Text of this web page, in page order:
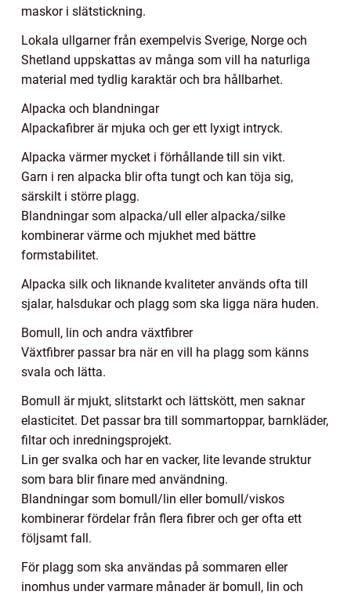
maskor i slätstickning.
Lokala ullgarner från exempelvis Sverige, Norge och
Shetland uppskattas av många som vill ha naturliga
material med tydlig karaktär och bra hållbarhet.
Alpacka och blandningar
Alpackafibrer är mjuka och ger ett lyxigt intryck.
Alpacka värmer mycket i förhållande till sin vikt.
Garn i ren alpacka blir ofta tungt och kan töja sig,
särskilt i större plagg.
Blandningar som alpacka/ull eller alpacka/silke
kombinerar värme och mjukhet med bättre
formstabilitet.
Alpacka silk och liknande kvaliteter används ofta till
sjalar, halsdukar och plagg som ska ligga nära huden.
Bomull, lin och andra växtfibrer
Växtfibrer passar bra när en vill ha plagg som känns
svala och lätta.
Bomull är mjukt, slitstarkt och lättskött, men saknar
elasticitet. Det passar bra till sommartoppar, barnkläder,
filtar och inredningsprojekt.
Lin ger svalka och har en vacker, lite levande struktur
som bara blir finare med användning.
Blandningar som bomull/lin eller bomull/viskos
kombinerar fördelar från flera fibrer och ger ofta ett
följsamt fall.
För plagg som ska användas på sommaren eller
inomhus under varmare månader är bomull, lin och